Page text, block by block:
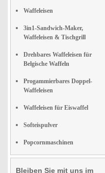
Waffeleisen
3in1-Sandwich-Maker,
Waffeleisen & Tischgrill
Drehbares Waffeleisen für
Belgische Waffeln
Progammierbares Doppel-
Waffeleisen
Waffeleisen für Eiswaffel
Softeispulver
Popcornmaschinen
Bleiben Sie mit uns im